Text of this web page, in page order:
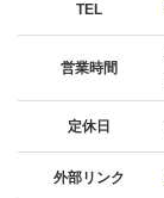
TEL
営業時間
定休日
外部リンク